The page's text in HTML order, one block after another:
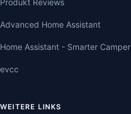
Produkt Reviews
Advanced Home Assistant
Home Assistant - Smarter Camper
evcc
WEITERE LINKS